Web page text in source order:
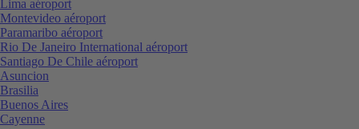
Lima aéroport
Montevideo aéroport
Paramaribo aéroport
Rio De Janeiro International aéroport
Santiago De Chile aéroport
Asuncion
Brasilia
Buenos Aires
Cayenne